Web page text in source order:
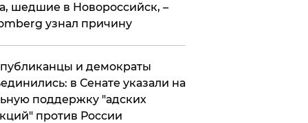
шедшие в Новороссийск, –
узнал причину
и демократы
в Сенате указали на
поддержку "адских
против России